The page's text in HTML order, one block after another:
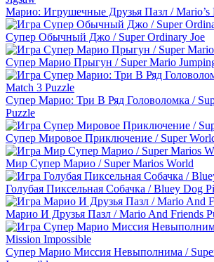
Марио: Игрушечные Друзья Пазл / Mario’s
Супер Обычный Джо / Super Ordinary Joe
Супер Марио Прыгун / Super Mario
Супер Марио: Три В Ряд Головоломка /
Puzzle
Супер Мировое Приключение / Super
Мир Супер Марио / Super Marios World
Голубая Пиксельная Собачка / Bluey Dog
Марио И Друзья Пазл / Mario And Friends
Супер Марио Миссия Невыполнима /